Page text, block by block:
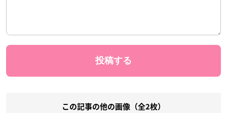
この記事の他の画像（全2枚）